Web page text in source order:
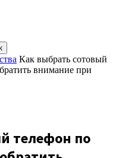
Как выбрать сотовый
внимание при
телефон по